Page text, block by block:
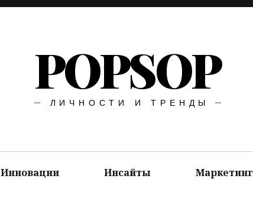
POPSOP
ЛИЧНОСТИ И ТРЕНДЫ
Инновации Инсайты Маркетинг